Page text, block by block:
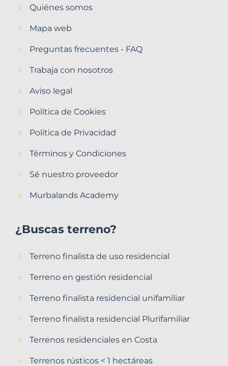
Quiénes somos
Mapa web
Preguntas frecuentes - FAQ
Trabaja con nosotros
Aviso legal
Política de Cookies
Política de Privacidad
Términos y Condiciones
Sé nuestro proveedor
Murbalands Academy
¿Buscas terreno?
Terreno finalista de uso residencial
Terreno en gestión residencial
Terreno finalista residencial unifamiliar
Terreno finalista residencial Plurifamiliar
Terrenos residenciales en Costa
Terrenos rústicos < 1 hectáreas